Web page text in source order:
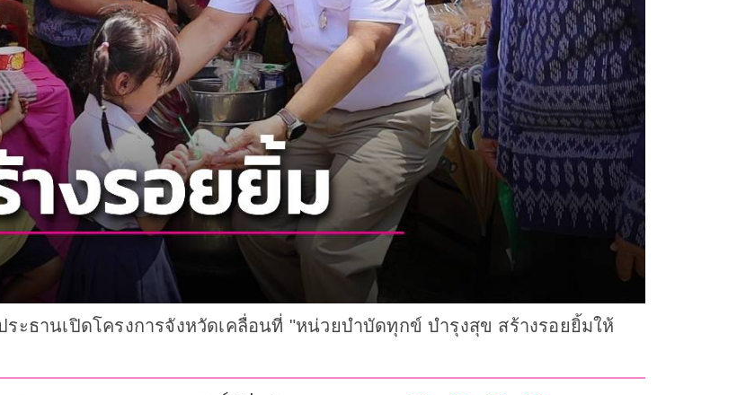
ะธานเปิดโครงการจังหวัดเคลื่อนที่ "หน่วยบำบัดทุกข์ บำรุงสุข สร้างรอยยิ้มให้